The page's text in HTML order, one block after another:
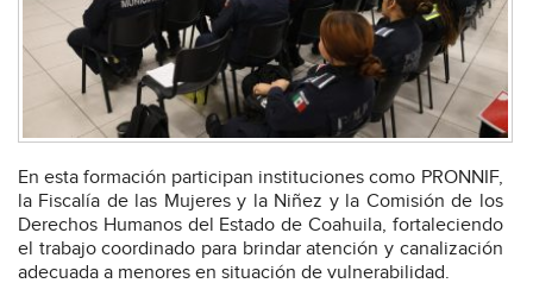
En esta formación participan instituciones como PRONNIF,
la Fiscalía de las Mujeres y la Niñez y la Comisión de los
Derechos Humanos del Estado de Coahuila, fortaleciendo
el trabajo coordinado para brindar atención y canalización
adecuada a menores en situación de vulnerabilidad.